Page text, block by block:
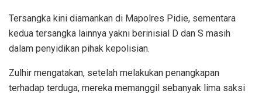
Tersangka kini diamankan di Mapolres Pidie, sementara
kedua tersangka lainnya yakni berinisial D dan S masih
dalam penyidikan pihak kepolisian.
Zulhir mengatakan, setelah melakukan penangkapan
terhadap terduga, mereka memanggil sebanyak lima saksi